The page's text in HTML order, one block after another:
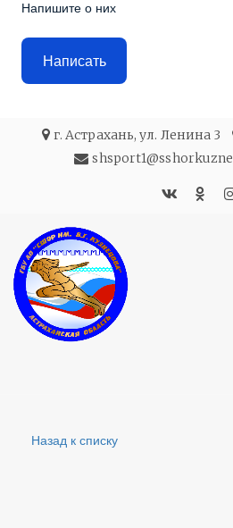
Напишите о них
Написать
г. Астрахань,ул. Ленина 3
Назад к списку